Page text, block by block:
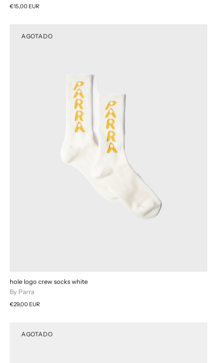
€15,00 EUR
AGOTADO
hole logo crew socks white
By Parra
€29,00 EUR
AGOTADO